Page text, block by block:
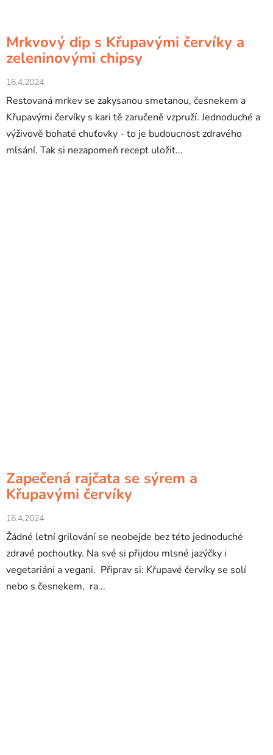
Mrkvový dip s Křupavými červíky a
zeleninovými chipsy
16.4.2024
Restovaná mrkev se zakysanou smetanou, česnekem a
Křupavými červíky s kari tě zaručeně vzpruží. Jednoduché a
výživově bohaté chuťovky - to je budoucnost zdravého
mlsání. Tak si nezapomeň recept uložit...
Zapečená rajčata se sýrem a
Křupavými červíky
16.4.2024
Žádné letní grilování se neobejde bez této jednoduché
zdravé pochoutky. Na své si přijdou mlsné jazýčky i
vegetariáni a vegani. Připrav si: Křupavé červíky se solí
nebo s česnekem, ra...